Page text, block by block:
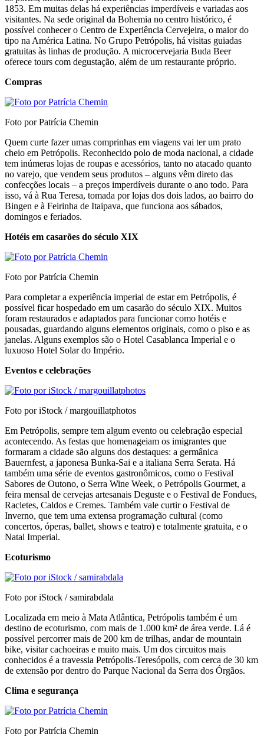
1853. Em muitas delas há experiências imperdíveis e variadas aos
visitantes. Na sede original da Bohemia no centro histórico, é
possível conhecer o Centro de Experiência Cervejeira, o maior do
tipo na América Latina. No Grupo Petrópolis, há visitas guiadas
gratuitas às linhas de produção. A microcervejaria Buda Beer
oferece tours com degustação, além de um restaurante próprio.
Compras
Foto por Patrícia Chemin
Quem curte fazer umas comprinhas em viagens vai ter um prato
cheio em Petrópolis. Reconhecido polo de moda nacional, a cidade
tem inúmeras lojas de roupas e acessórios, tanto no atacado quanto
no varejo, que vendem seus produtos – alguns vêm direto das
confecções locais – a preços imperdíveis durante o ano todo. Para
isso, vá à Rua Teresa, tomada por lojas dos dois lados, ao bairro do
Bingen e à Feirinha de Itaipava, que funciona aos sábados,
domingos e feriados.
Hotéis em casarões do século XIX
Foto por Patrícia Chemin
Para completar a experiência imperial de estar em Petrópolis, é
possível ficar hospedado em um casarão do século XIX. Muitos
foram restaurados e adaptados para funcionar como hotéis e
pousadas, guardando alguns elementos originais, como o piso e as
janelas. Alguns exemplos são o Hotel Casablanca Imperial e o
luxuoso Hotel Solar do Império.
Eventos e celebrações
Foto por iStock / margouillatphotos
Em Petrópolis, sempre tem algum evento ou celebração especial
acontecendo. As festas que homenageiam os imigrantes que
formaram a cidade são alguns dos destaques: a germânica
Bauernfest, a japonesa Bunka-Sai e a italiana Serra Serata. Há
também uma série de eventos gastronômicos, como o Festival
Sabores de Outono, o Serra Wine Week, o Petrópolis Gourmet, a
feira mensal de cervejas artesanais Deguste e o Festival de Fondues,
Racletes, Caldos e Cremes. Também vale curtir o Festival de
Inverno, que tem uma extensa programação cultural (como
concertos, óperas, ballet, shows e teatro) e totalmente gratuita, e o
Natal Imperial.
Ecoturismo
Foto por iStock / samirabdala
Localizada em meio à Mata Atlântica, Petrópolis também é um
destino de ecoturismo, com mais de 1.000 km² de área verde. Lá é
possível percorrer mais de 200 km de trilhas, andar de mountain
bike, visitar cachoeiras e muito mais. Um dos circuitos mais
conhecidos é a travessia Petrópolis-Teresópolis, com cerca de 30 km
de extensão por dentro do Parque Nacional da Serra dos Órgãos.
Clima e segurança
Foto por Patrícia Chemin